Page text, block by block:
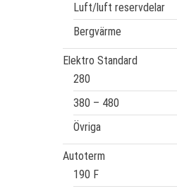
Luft/luft reservdelar
Bergvärme
Elektro Standard
280
380 – 480
Övriga
Autoterm
190 F